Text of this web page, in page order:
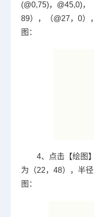
(@0,75)，@45,0)，
89），（@27，0）
图：
4、点击【绘图
为（22，48），半
图：